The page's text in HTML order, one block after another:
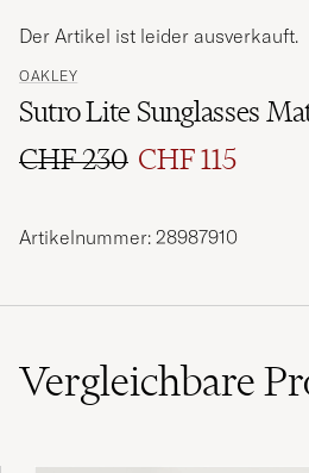
OAKLEY
Sutro Lite Sunglasses
Regulärer Preis
CHF 230
Reduzierter Preis
CHF 115
Der Artikel ist leider ausverkauft.
Artikelnummer: 28987910
Vergleichbare